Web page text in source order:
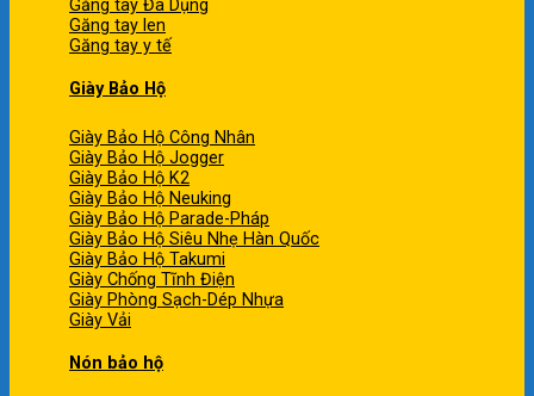
Găng tay Đa Dụng
Găng tay len
Găng tay y tế
Giày Bảo Hộ
Giày Bảo Hộ Công Nhân
Giày Bảo Hộ Jogger
Giày Bảo Hộ K2
Giày Bảo Hộ Neuking
Giày Bảo Hộ Parade-Pháp
Giày Bảo Hộ Siêu Nhẹ Hàn Quốc
Giày Bảo Hộ Takumi
Giày Chống Tĩnh Điện
Giày Phòng Sạch-Dép Nhựa
Giày Vải
Nón bảo hộ